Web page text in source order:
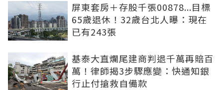
屏東套房＋存股千張00878...目標
65歲退休！32歲台北人曝：現在
已有243張
基泰大直爛尾建商判退千萬再賠百
萬！律師揭3步驟應變：快通知銀
行止付搶救自備款